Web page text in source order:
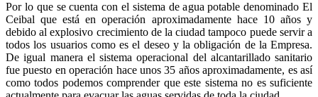
Por lo que se cuenta con el sistema de agua potable denominado El
Ceibal que está en operación aproximadamente hace 10 años y
debido al explosivo crecimiento de la ciudad tampoco puede servir a
todos los usuarios como es el deseo y la obligación de la Empresa.
De igual manera el sistema operacional del alcantarillado sanitario
fue puesto en operación hace unos 35 años aproximadamente, es así
como todos podemos comprender que este sistema no es suficiente